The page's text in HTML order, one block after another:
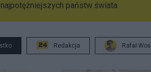
państw świata.
Redakcja Rafał Woś